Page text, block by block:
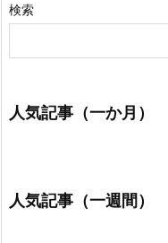
検索
人気記事（一か月）
人気記事（一週間）